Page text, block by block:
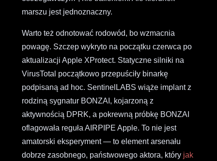
marszu jest jednoznaczny.
Warto też odnotować rodowód, bo wzmacnia
powagę. Szczep wykryto na początku czerwca po
aktualizacji Apple XProtect. Statyczne silniki na
VirusTotal początkowo przepuściły binarkę
podpisaną ad hoc. SentinelLABS wiąże implant z
rodziną sygnatur BONZAI, kojarzoną z
aktywnością DPRK, a pokrewną próbkę BONZAI
oflagowała reguła AIRPIPE Apple. To nie jest
amatorski eksperyment — to element arsenału
dobrze zasobnego, państwowego aktora, który jak